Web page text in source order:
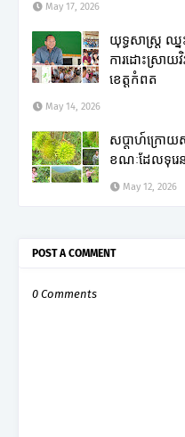
May 17, 2026
យុទ្ធសាស្ត្រ ឈ្
ការដោះស្រាយ
ខេត្តកំពត
May 14, 2026
សប្តាហ៍ក្រោ
ខណៈដែលទុរេ
May 12, 2026
POST A COMMENT
0 Comments